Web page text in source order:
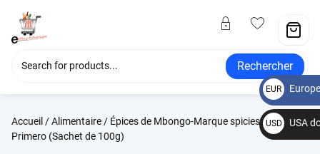
Rechercher
Accueil /Alimentaire/ Épices de Mbongo-Marque spicies by
Primero (Sachet de 100g)
EUR
€
USD
$
USA